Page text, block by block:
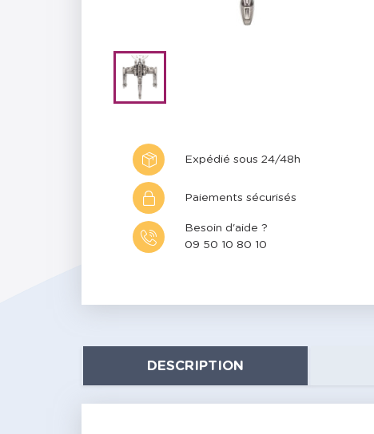
Expédié sous 24/48h
Paiements sécurisés
Besoin d'aide ?
09 50 10 80 10
DESCRIPTION